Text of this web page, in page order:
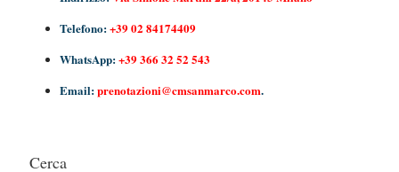
Telefono:+39 02 84174409
WhatsApp:+39 366 32 52 543
Email:prenotazioni@cmsanmarco.com.
Cerca